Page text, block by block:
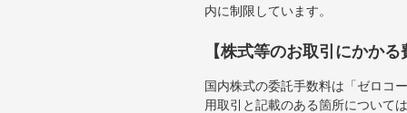
内に制限しています。
【株式等のお取引にかかる
国内株式の委託手数料は「ゼロコ
用取引と記載のある箇所について